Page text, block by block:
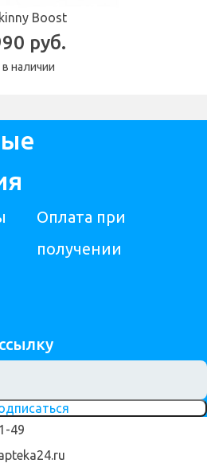
Boost
руб.
в наличии
Оплата при
получении
49